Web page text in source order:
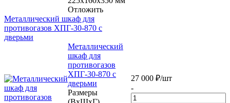
Отложить
Металлический шкаф для
противогазов ХПГ-30-870 с
дверьми
Металлический
шкаф для
противогазов
ХПГ-30-870 с
дверьми
Размеры
27 000 ₽/шт
-